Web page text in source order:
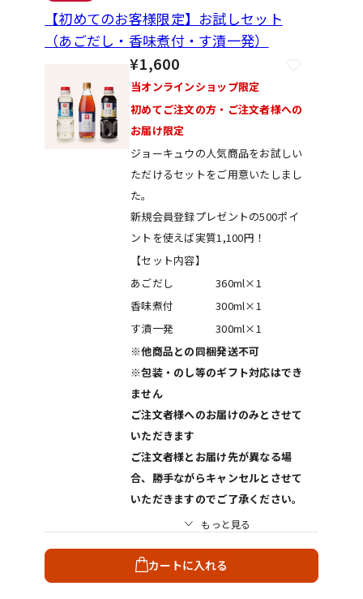
【初めてのお客様限定】お試しセット
（あごだし・香味煮付・す漬一発）
¥1,600
当オンラインショップ限定
初めてご注文の方・ご注文者様への
お届け限定
ジョーキュウの人気商品をお試しい
ただけるセットをご用意いたしまし
た。
新規会員登録プレゼントの500ポイ
ントを使えば実質1,100円！
【セット内容】
あごだし
360ml×1
香味煮付
300ml×1
す漬一発
300ml×1
※他商品との同梱発送不可
※包装・のし等のギフト対応はでき
ません
ご注文者様へのお届けのみとさせて
いただきます
ご注文者様とお届け先が異なる場
合、勝手ながらキャンセルとさせて
いただきますのでご了承ください。
もっと見る
カートに入れる